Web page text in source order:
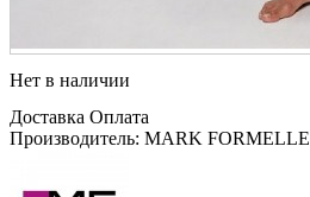
Нет в наличии
Доставка Оплата
Производитель: MARK FORMELLE